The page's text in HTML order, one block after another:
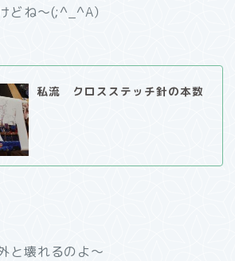
どね～(;^_^A）
私流 クロスステッチ針の本数
と壊れるのよ～